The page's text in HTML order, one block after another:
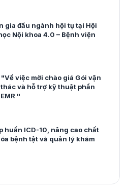
gia đầu ngành hội tụ tại Hội
Nội khoa 4.0 – Bệnh viện
việc mời chào giá Gói vận
và hỗ trợ kỹ thuật phần
"
huấn ICD-10, nâng cao chất
bệnh tật và quản lý khám